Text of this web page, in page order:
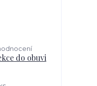
do obuvi